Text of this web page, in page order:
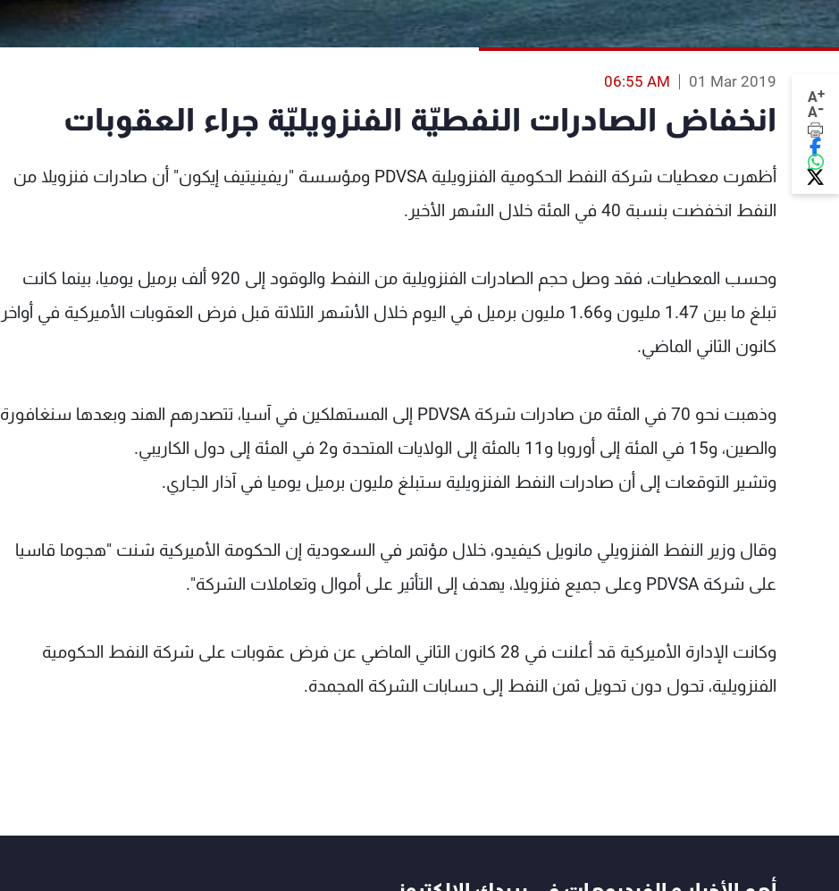
A+
A-
01 Mar 2019
06:55 AM
انخفاض الصادرات النفطيّة الفنزويليّة جراء العقوبات
أظهرت معطيات شركة النفط الحكومية الفنزويلية PDVSA ومؤسسة "ريفينيتيف إيكون" أن صادرات فنزويلا من
النفط انخفضت بنسبة 40 في المئة خلال الشهر الأخير.
وحسب المعطيات، فقد وصل حجم الصادرات الفنزويلية من النفط والوقود إلى 920 ألف برميل يوميا، بينما كانت
تبلغ ما بين 1.47 مليون و1.66 مليون برميل في اليوم خلال الأشهر الثلاثة قبل فرض العقوبات الأميركية في أواخر
كانون الثاني الماضي.
وذهبت نحو 70 في المئة من صادرات شركة PDVSA إلى المستهلكين في آسيا، تتصدرهم الهند وبعدها سنغافورة
والصين، و15 في المئة إلى أوروبا و11 بالمئة إلى الولايات المتحدة و2 في المئة إلى دول الكاريبي.
وتشير التوقعات إلى أن صادرات النفط الفنزويلية ستبلغ مليون برميل يوميا في آذار الجاري.
وقال وزير النفط الفنزويلي مانويل كيفيدو، خلال مؤتمر في السعودية إن الحكومة الأميركية شنت "هجوما قاسيا
على شركة PDVSA وعلى جميع فنزويلا، يهدف إلى التأثير على أموال وتعاملات الشركة".
وكانت الإدارة الأميركية قد أعلنت في 28 كانون الثاني الماضي عن فرض عقوبات على شركة النفط الحكومية
الفنزويلية، تحول دون تحويل ثمن النفط إلى حسابات الشركة المجمدة.